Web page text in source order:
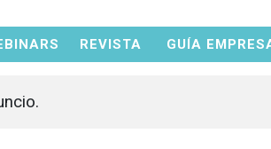
REVISTA GUÍA